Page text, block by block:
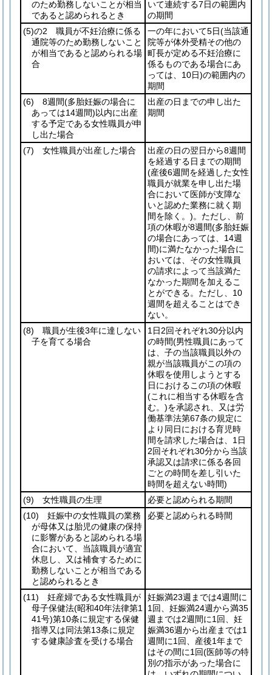
のため勤務しないことが相当
であると認められるとき
いて連続する7日の範囲内
の期間
(5)の2 職員が不妊治療に係る
通院等のため勤務しないこと
が相当であると認められる場
合
一の年において5日(当該通
院等が体外受精その他の
町長が定める不妊治療に
係るものである場合にあ
っては、10日)の範囲内の
期間
(6) 8週間(多胎妊娠の場合に
あっては14週間)以内に出産
する予定である女性職員が申
し出た場合
出産の日までの申し出た
期間
(7) 女性職員が出産した場合
出産の日の翌日から8週間
を経過する日までの期間
(産後6週間を経過した女性
職員が就業を申し出た場
合において医師が支障な
いと認めた業務に就く期
間を除く。)。ただし、前
項の休暇が8週間(多胎妊娠
の場合にあっては、14週
間)に満たなかった場合に
おいては、その女性職員
の請求によって当該満た
なかった期間を加えるこ
とができる。ただし、10
週間を超えることはでき
ない。
(8) 職員が生後3年に達しない
子を育てる場合
1日2回それぞれ30分以内
の時間(男性職員にあって
は、子の当該職員以外の
親が当該職員がこの項の
休暇を使用しようとする
日におけるこの項の休暇
(これに相当する休暇を含
む。)を承認され、又は労
働基準法第67条の規定に
より同日における育児時
間を請求した場合は、1日
2回それぞれ30分から当該
承認又は請求に係る各回
ごとの時間を差し引いた
時間を超えない時間)
(9) 女性職員の生理
必要と認められる期間
(10) 妊娠中の女性職員の業務
が母体又は胎児の健康の保持
に影響があると認められる場
合において、当該職員が適宜
休息し、又は補食するために
勤務しないことが相当である
と認められるとき
必要と認められる時間
(11) 妊産婦である女性職員が
母子保健法(昭和40年法律第1
41号)第10条に規定する保健
指導又は同法第13条に規定
する健康診査を受ける場合
妊娠満23週までは4週間に
1回、妊娠満24週から満35
週までは2週間に1回、妊
娠満36週から出産までは1
週間に1回、産後1年まで
はその間に1回(医師等の特
別の指示があった場合に